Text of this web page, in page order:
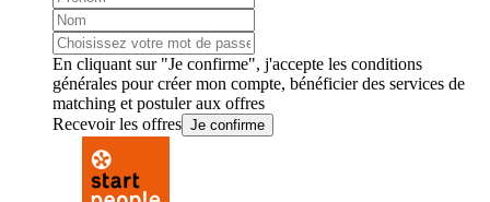
En cliquant sur "Je confirme", j'accepte les conditions
générales pour créer mon compte, bénéficier des services de
matching et postuler aux offres
Recevoir les offres Je confirme